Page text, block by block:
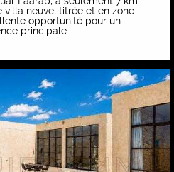
villa neuve, titrée et en zone
opportunité pour un
principale.